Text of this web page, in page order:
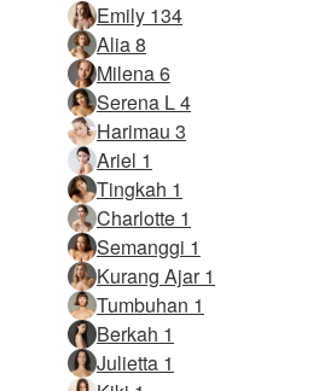
Emily 134
Alia 8
Milena 6
Serena L 4
Harimau 3
Ariel 1
Tingkah 1
Charlotte 1
Semanggi 1
Kurang Ajar 1
Tumbuhan 1
Berkah 1
Julietta 1